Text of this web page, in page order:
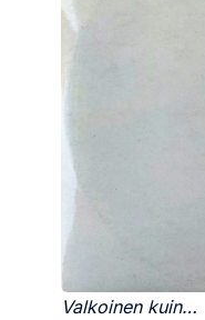
Valkoinen kuin…